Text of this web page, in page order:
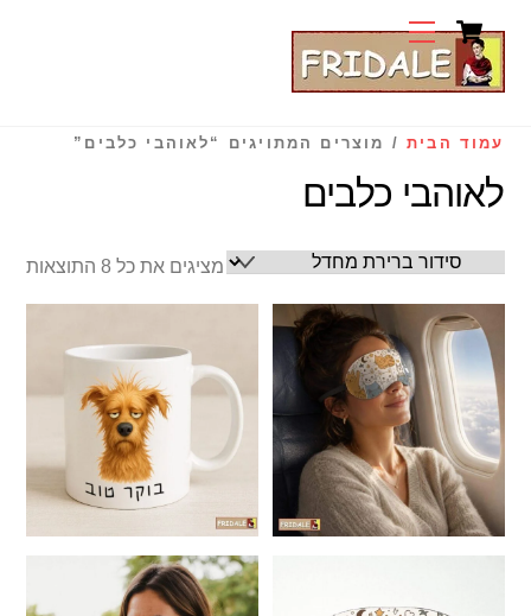
content
MenuCart
עמוד הבית / מוצרים המתויגים “לאוהבי כלבים”
לאוהבי כלבים
מציגים את כל ⁦8⁩ התוצאות